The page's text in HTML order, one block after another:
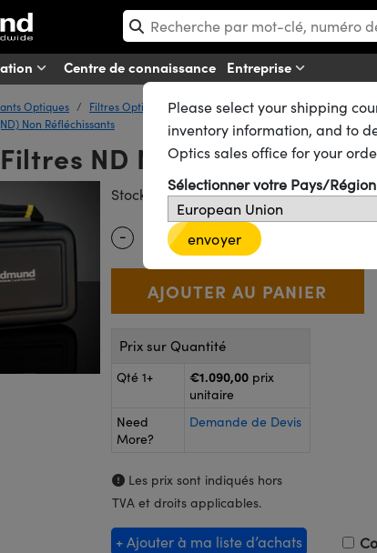
Centre de connaissance Entreprise
Optiques Filtres Optiques
Filtres à Densité Neutre (ND)
Non Réfléchissants
ND Non-
Stock #64-351 CONTACT
Quantity Selector
- Use the plus and minus buttons
+ €1.090,00
Prix sur Quantité
Qté 1+ €1.090,00 prix
unitaire
Need
More?
Demande de Devis
Les prix sont indiqués hors
TVA et droits applicables.
+ Ajouter à ma liste d’achats
Please select your shipping
inventory information, and to
Optics sales office for your
Sélectionner votre Pays/
envoyer